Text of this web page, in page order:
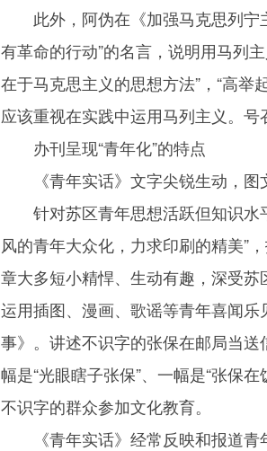
此外，阿伪在《加强马克思列
有革命的行动”的名言，说明用马列
在于马克思主义的思想方法”，“高举
应该重视在实践中运用马列主义。号
办刊呈现“青年化”的特点
《青年实话》文字尖锐生动，
针对苏区青年思想活跃但知识
风的青年大众化，力求印刷的精美”
章大多短小精悍、生动有趣，深受
运用插图、漫画、歌谣等青年喜闻
事》。讲述不识字的张保在邮局当
幅是“光眼瞎子张保”、一幅是“张保
不识字的群众参加文化教育。
《青年实话》经常反映和报道